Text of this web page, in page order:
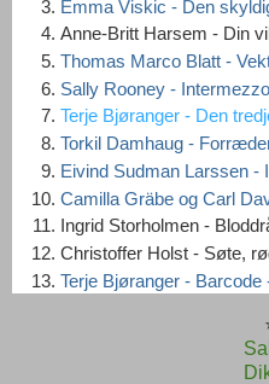
Emma Viskic - Den
Anne-Britt Harsem - Din
Thomas Marco Blatt -
Sally Rooney -
Terje Bjøranger - Den
Torkil Damhaug -
Eivind Sudman Larssen
Camilla Gräbe og Carl
Ingrid Storholmen -
Christoffer Holst - Søte,
Terje Bjøranger - Barcode